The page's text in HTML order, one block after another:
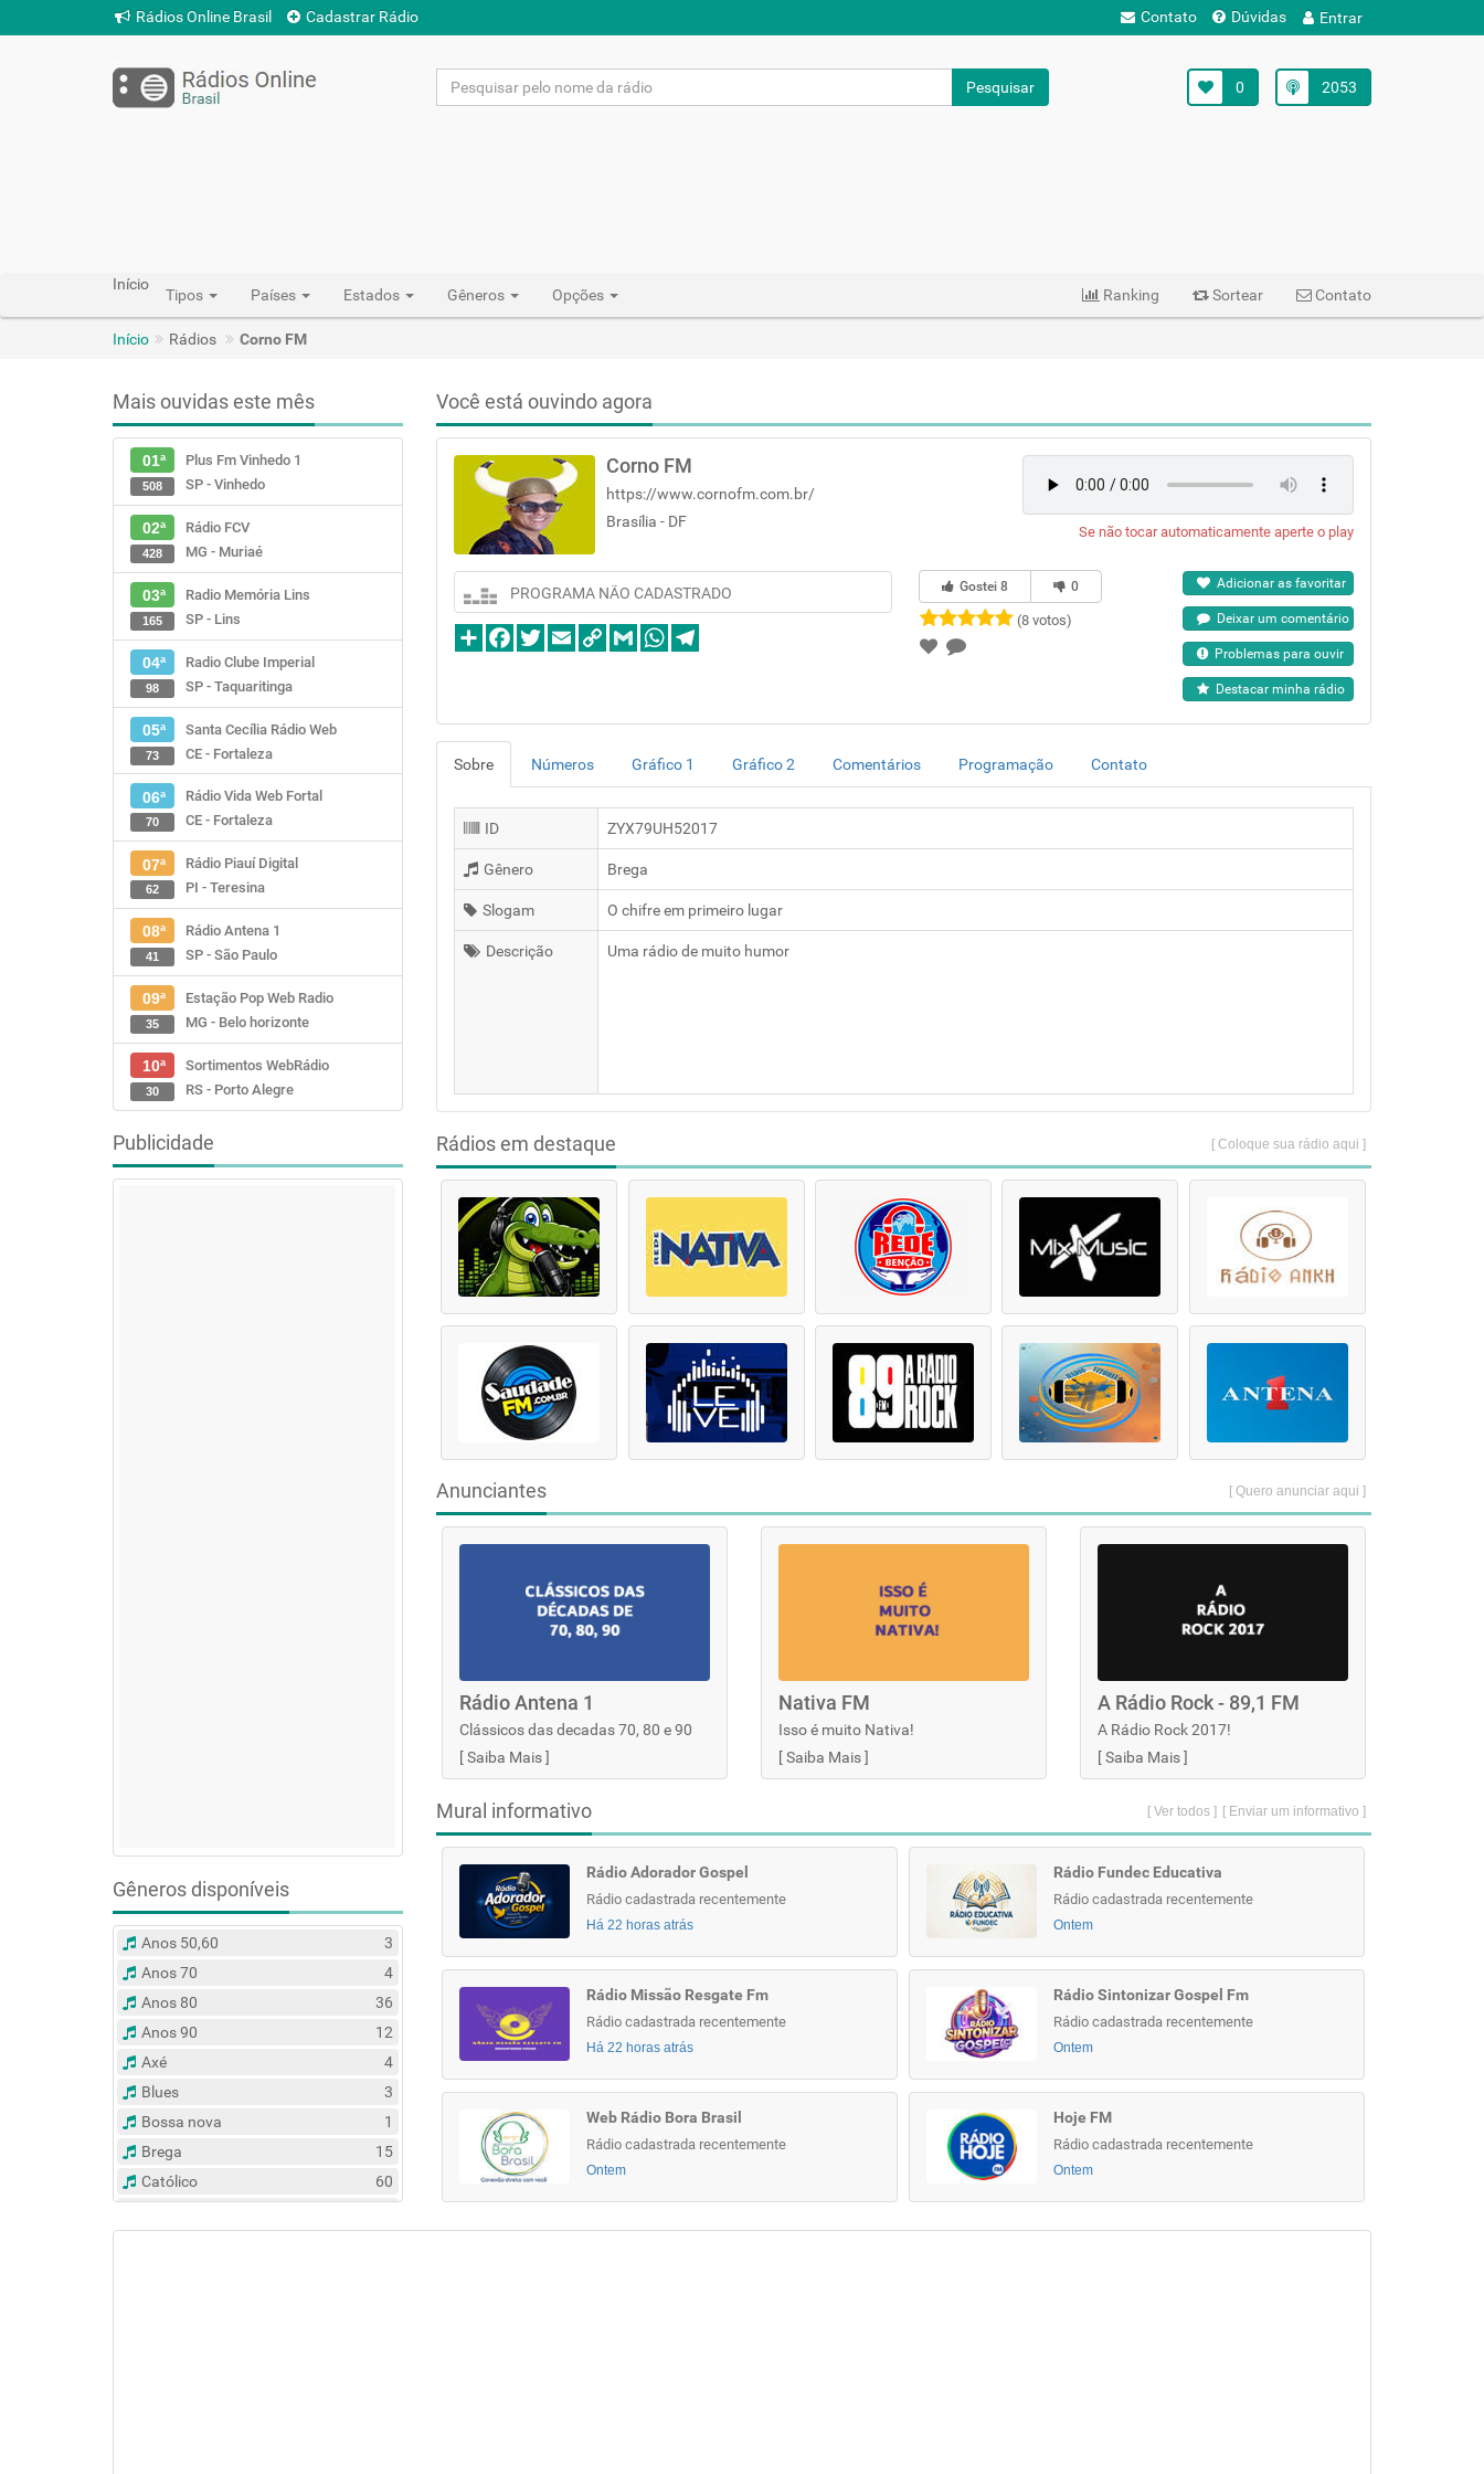
Rádios Online Brasil Cadastrar Rádio Contato Dúvidas Entrar
Pesquisar 2053
0
Início
Tipos Países Estados Gêneros Opções Ranking Sortear Contato
Início Rádios Corno FM
Mais ouvidas este mês
01ª
Plus Fm Vinhedo 1
SP - Vinhedo
508
02ª
Rádio FCV
MG - Muriaé
428
03ª
Radio Memória Lins
SP - Lins
165
04ª
Radio Clube Imperial
SP - Taquaritinga
98
05ª
Santa Cecília Rádio Web
CE - Fortaleza
73
06ª
Rádio Vida Web Fortal
CE - Fortaleza
70
07ª
Rádio Piauí Digital
PI - Teresina
62
08ª
Rádio Antena 1
SP - São Paulo
41
09ª
Estação Pop Web Radio
MG - Belo horizonte
35
10ª
Sortimentos WebRádio
RS - Porto Alegre
30
Publicidade
Gêneros disponíveis
Anos 50,60
3
Anos 70
4
Anos 80
36
Anos 90
12
Axé
4
Blues
3
Bossa nova
1
Brega
15
Católico
60
Você está ouvindo agora
Corno FM
https://www.cornofm.com.br/
Brasília - DF
Se não tocar automaticamente aperte o play
PROGRAMA NÃO CADASTRADO Gostei8 0
(8 votos)
Adicionar as favoritar
Deixar um comentário
Problemas para ouvir
Destacar minha rádio
Sobre Números Gráfico 1 Gráfico 2 Comentários Programação Contato
ID ZYX79UH52017
Gênero Brega
Slogam O chifre em primeiro lugar
Descrição Uma rádio de muito humor
Rádios em destaque [ Coloque sua rádio aqui ]
Anunciantes [ Quero anunciar aqui ]
Rádio Antena 1
Clássicos das decadas 70, 80 e 90
[Saiba Mais]
Nativa FM
Isso é muito Nativa!
[Saiba Mais]
A Rádio Rock - 89,1 FM
A Rádio Rock 2017!
[Saiba Mais]
Mural informativo [ Enviar um informativo ]
[ Ver todos ]
Rádio Adorador Gospel
Rádio cadastrada recentemente
Há 22 horas atrás
Rádio Fundec Educativa
Rádio cadastrada recentemente
Ontem
Rádio Missão Resgate Fm
Rádio cadastrada recentemente
Há 22 horas atrás
Rádio Sintonizar Gospel Fm
Rádio cadastrada recentemente
Ontem
Web Rádio Bora Brasil
Rádio cadastrada recentemente
Ontem
Hoje FM
Rádio cadastrada recentemente
Ontem